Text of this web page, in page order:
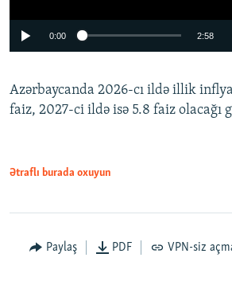
0:00 2:58
Azərbaycanda 2026-cı ildə illik
faiz, 2027-ci ildə isə 5.8 faiz olacağı
Ətraflı burada oxuyun
Paylaş PDF VPN-siz